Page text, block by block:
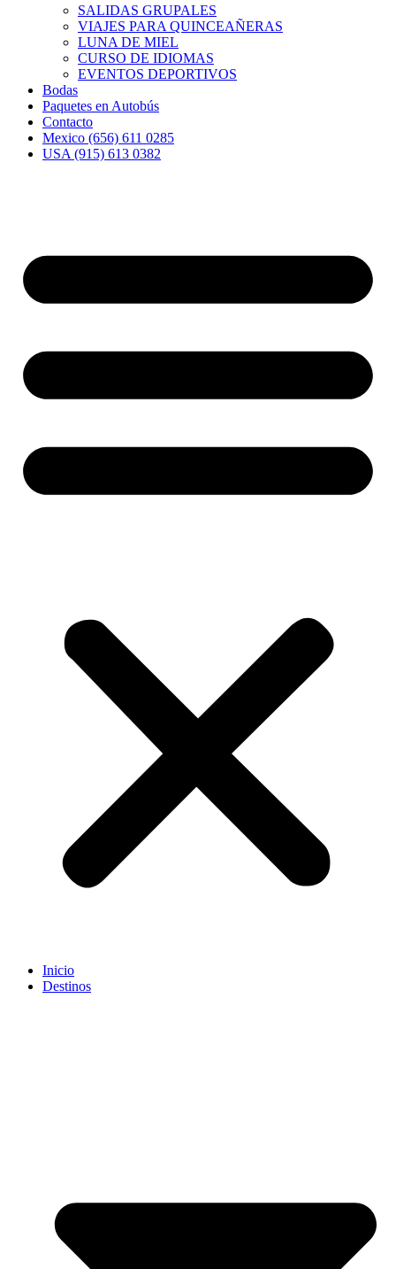
SALIDAS GRUPALES
VIAJES PARA QUINCEAÑERAS
LUNA DE MIEL
CURSO DE IDIOMAS
EVENTOS DEPORTIVOS
Bodas
Paquetes en Autobús
Contacto
Mexico (656) 611 0285
USA (915) 613 0382
Inicio
Destinos